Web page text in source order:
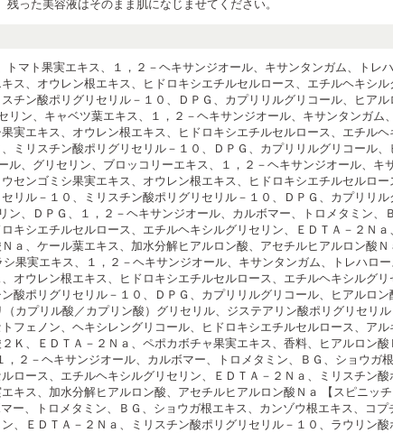
った美容液はそのまま肌になじませてください。
マト果実エキス、１，２－ヘキサンジオール、キサンタンガム、トレ
ス、オウレン根エキス、ヒドロキシエチルセルロース、エチルヘキシ
チン酸ポリグリセリル－１０、ＤＰＧ、カプリリルグリコール、ヒアル
ン、キャベツ葉エキス、１，２－ヘキサンジオール、キサンタンガム
エキス、オウレン根エキス、ヒドロキシエチルセルロース、エチルヘ
ミリスチン酸ポリグリセリル－１０、ＤＰＧ、カプリリルグリコール、
、グリセリン、ブロッコリーエキス、１，２－ヘキサンジオール、キ
センゴミシ果実エキス、オウレン根エキス、ヒドロキシエチルセルロー
リル－１０、ミリスチン酸ポリグリセリル－１０、ＤＰＧ、カプリリル
、ＤＰＧ、１，２－ヘキサンジオール、カルボマー、トロメタミン、
キシエチルセルロース、エチルヘキシルグリセリン、ＥＤＴＡ－２Ｎａ
ａ、ケール葉エキス、加水分解ヒアルロン酸、アセチルヒアルロン酸
果実エキス、１，２－ヘキサンジオール、キサンタンガム、トレハロ
オウレン根エキス、ヒドロキシエチルセルロース、エチルヘキシルグリ
酸ポリグリセリル－１０、ＤＰＧ、カプリリルグリコール、ヒアルロ
カプリル酸／カプリン酸）グリセリル、ジステアリン酸ポリグリセリ
フェノン、ヘキシレングリコール、ヒドロキシエチルセルロース、アル
Ｋ、ＥＤＴＡ－２Ｎａ、ペポカボチャ果実エキス、香料、ヒアルロン
２－ヘキサンジオール、カルボマー、トロメタミン、ＢＧ、ショウガ
ロース、エチルヘキシルグリセリン、ＥＤＴＡ－２Ｎａ、ミリスチン
キス、加水分解ヒアルロン酸、アセチルヒアルロン酸Ｎａ 【スピニッ
ー、トロメタミン、ＢＧ、ショウガ根エキス、カンゾウ根エキス、コプ
、ＥＤＴＡ－２Ｎａ、ミリスチン酸ポリグリセリル－１０、ラウリン